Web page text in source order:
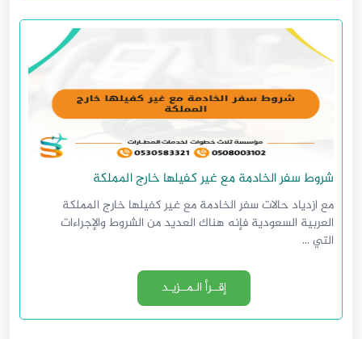
شروط سفر الخادمة مع غير كفيلها خارج المملكة
مع ازدياد حالات سفر الخادمة مع غير كفيلها خارج المملكة
العربية السعودية فإنه هناك العديد من الشروط والإجراءات
التي ...
إقــرأ الـمــزيـد